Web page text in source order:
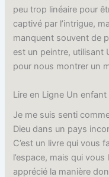
peu trop linéaire pour
captivé par l’intrigue,
manquent souvent de
est un peintre, utilisant
pour nous montrer un
Lire en Ligne Un enfant
Je me suis senti
Dieu dans un pays
C’est un livre qui vous
l’espace, mais qui
apprécié la manière